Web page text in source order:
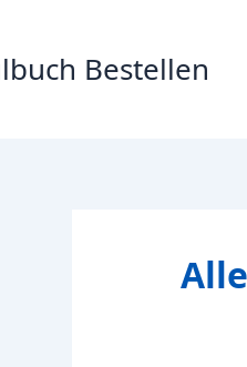
Bestellen